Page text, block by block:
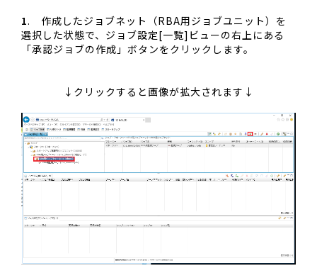
1. 作成したジョブネット（RBA用ジョブユニット）を
選択した状態で、ジョブ設定[一覧]ビューの右上にある
「承認ジョブの作成」ボタンをクリックします。
↓クリックすると画像が拡大されます↓